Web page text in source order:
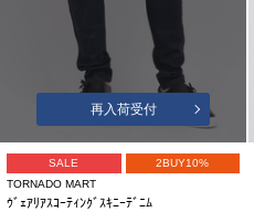
再入荷受付
SALE
2BUY10%
TORNADO MART
ｳﾞｪｱﾘｱｽｺｰﾃｨﾝｸﾞｽｷﾆｰﾃﾞﾆﾑ